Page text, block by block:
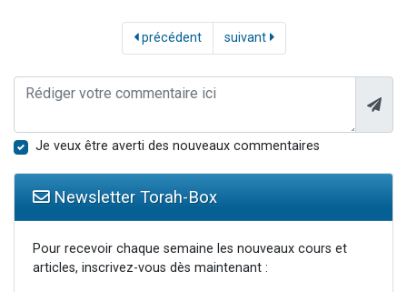
précédent suivant
Je veux être averti des nouveaux commentaires
Newsletter Torah-Box
Pour recevoir chaque semaine les nouveaux cours et
articles, inscrivez-vous dès maintenant :